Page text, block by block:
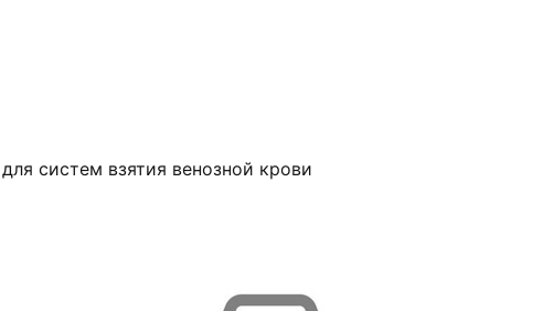
систем взятия венозной крови